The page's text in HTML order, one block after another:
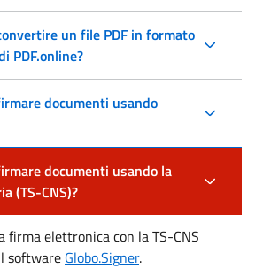
un file PDF in formato
PDF.online?
documenti usando
documenti usando la
(TS-CNS)?
firma elettronica con la TS-CNS
software Globo.Signer.